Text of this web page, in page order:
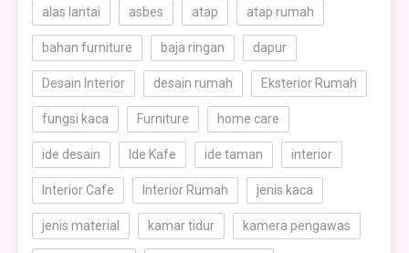
alas lantai asbes atap atap rumah
bahan furniture baja ringan dapur
Desain Interior desain rumah Eksterior Rumah
fungsi kaca Furniture home care
ide desain Ide Kafe ide taman interior
Interior Cafe Interior Rumah jenis kaca
jenis material kamar tidur kamera pengawas